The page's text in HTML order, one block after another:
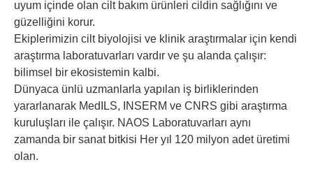
uyum içinde olan cilt bakım ürünleri cildin sağlığını ve
güzelliğini korur.
Ekiplerimizin cilt biyolojisi ve klinik araştırmalar için kendi
araştırma laboratuvarları vardır ve şu alanda çalışır:
bilimsel bir ekosistemin kalbi.
Dünyaca ünlü uzmanlarla yapılan iş birliklerinden
yararlanarak MedILS, INSERM ve CNRS gibi araştırma
kuruluşları ile çalışır. NAOS Laboratuvarları aynı
zamanda bir sanat bitkisi Her yıl 120 milyon adet üretimi
olan.